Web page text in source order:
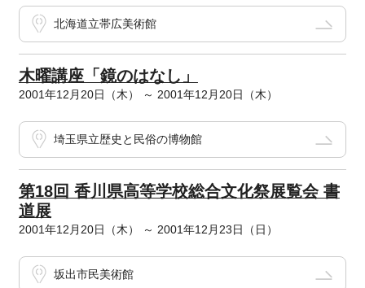
北海道立帯広美術館
木曜講座「鏡のはなし」
2001年12月20日（木） ～ 2001年12月20日（木）
埼玉県立歴史と民俗の博物館
第18回 香川県高等学校総合文化祭展覧会 書
道展
2001年12月20日（木） ～ 2001年12月23日（日）
坂出市民美術館